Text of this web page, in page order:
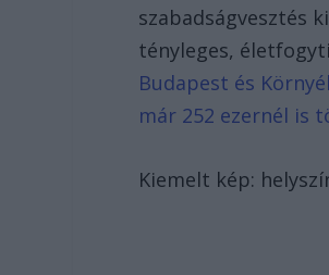
szabadságvesztés
tényleges,
Budapest és
már 252 ezernél is
Kiemelt kép: